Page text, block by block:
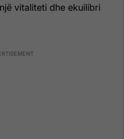
vitaliteti dhe ekuilibri